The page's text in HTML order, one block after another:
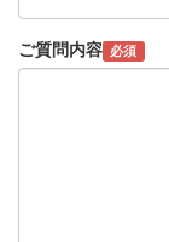
ご質問内容 必須